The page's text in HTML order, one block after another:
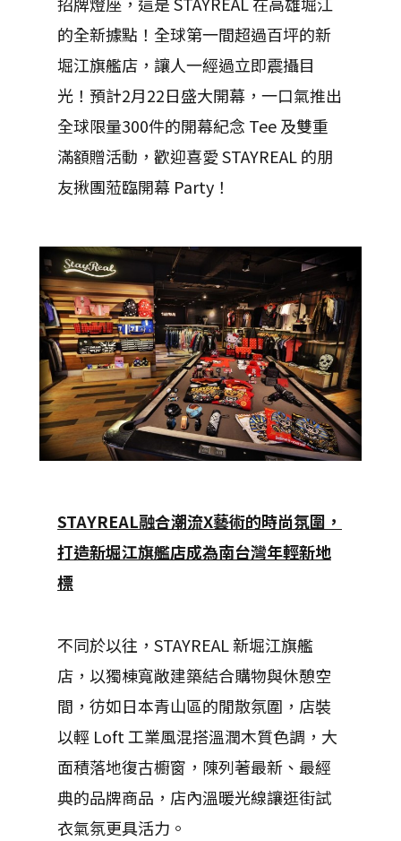
的全新據點！全球第一間超過百坪的新
堀江旗艦店，讓人一經過立即震攝目
光！預計2月22日盛大開幕，一口氣推出
全球限量300件的開幕紀念 Tee 及雙重
滿額贈活動，歡迎喜愛 STAYREAL 的朋
友揪團蒞臨開幕 Party！
STAYREAL融合潮流X藝術的時尚氛圍，
打造新堀江旗艦店成為南台灣年輕新地
標
不同於以往，STAYREAL 新堀江旗艦
店，以獨棟寬敞建築結合購物與休憩空
間，彷如日本青山區的閒散氛圍，店裝
以輕 Loft 工業風混搭溫潤木質色調，大
面積落地復古櫥窗，陳列著最新、最經
典的品牌商品，店內溫暖光線讓逛街試
衣氣氛更具活力。